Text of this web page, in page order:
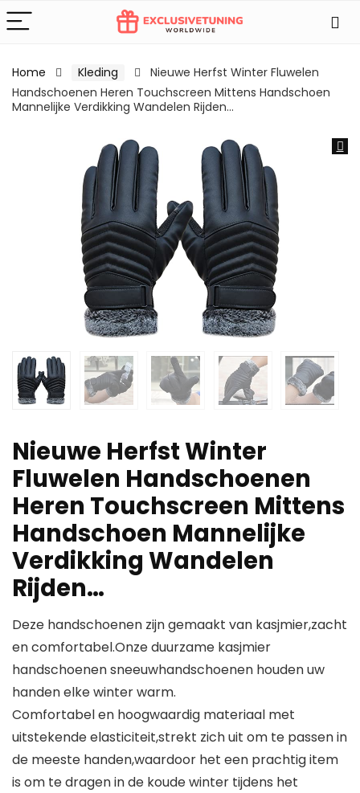
Home Kleding
Nieuwe Herfst Winter Fluwelen
Handschoenen Heren Touchscreen Mittens Handschoen
Mannelijke Verdikking Wandelen Rijden…
Nieuwe Herfst Winter
Fluwelen Handschoenen
Heren Touchscreen Mittens
Handschoen Mannelijke
Verdikking Wandelen
Rijden…
Deze handschoenen zijn gemaakt van kasjmier,zacht
en comfortabel.Onze duurzame kasjmier
handschoenen sneeuwhandschoenen houden uw
handen elke winter warm.
Comfortabel en hoogwaardig materiaal met
uitstekende elasticiteit,strekt zich uit om te passen in
de meeste handen,waardoor het een prachtig item
is om te dragen in de koude winter tijdens het